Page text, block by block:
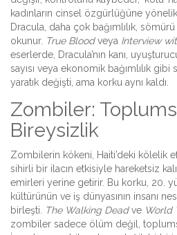
kadınların cinsel özgürlüğüne yönelik
Dracula, daha çok bağımlılık,
okunur. True Bloodveya Interview
eserlerde, Dracula’nın kanı,
sayısı veya ekonomik bağımlılık
yaratık değişti, ama korku aynı kaldı.
Zombiler:
Bireysizlik
Zombilerin kökeni, Haiti’deki kölelik
sihirli bir ilacın etkisiyle hareketsiz
emirleri yerine getirir. Bu korku, 20.
kültürünün ve iş dünyasının insanı
birleşti.
The Walking Deadve World
zombiler sadece ölüm değil,